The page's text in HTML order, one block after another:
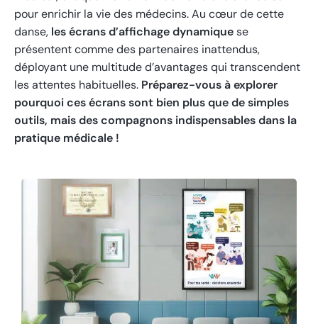
pour enrichir la vie des médecins. Au cœur de cette
danse, les écrans d’affichage dynamiquese
présentent comme des partenaires inattendus,
déployant une multitude d’avantages qui transcendent
les attentes habituelles. Préparez-vous à explorer
pourquoi ces écrans sont bien plus que de simples
outils, mais des compagnons indispensables dans la
pratique médicale !